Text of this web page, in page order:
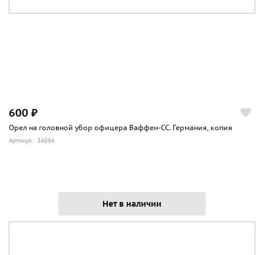
600 ₽
Орел на головной убор офицера Ваффен-СС. Германия, копия
Артикул: 36086
Нет в наличии